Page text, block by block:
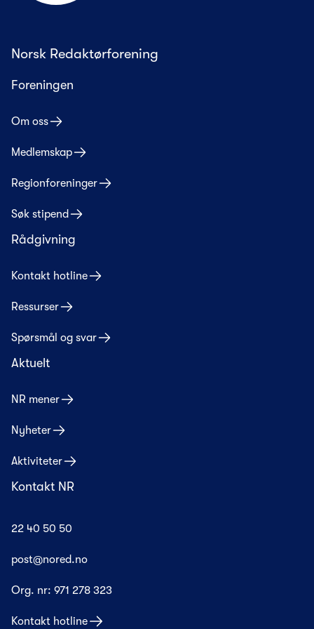
Norsk Redaktørforening
Foreningen
Om oss
Medlemskap
Regionforeninger
Søk stipend
Rådgivning
Kontakt hotline
Ressurser
Spørsmål og svar
Aktuelt
NR mener
Nyheter
Aktiviteter
Kontakt NR
22 40 50 50
post@nored.no
Org. nr: 971 278 323
Kontakt hotline